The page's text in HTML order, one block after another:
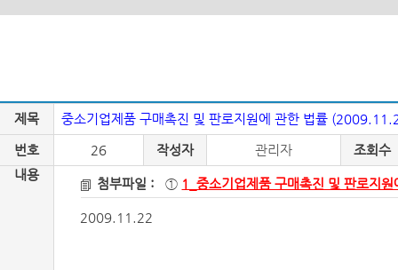
제목 중소기업제품 구매촉진 및 판로지원에 관한 법률
번호 26 작성자 관리자
조회수
내용
첨부파일 : ① 1_중소기업제품 구매촉진 및 판로지
2009.11.22